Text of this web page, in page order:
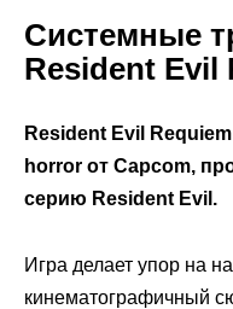
Системные
Resident Evil
Resident Evil
horror от Capcom,
серию Resident Evil.
Игра делает упор на
кинематографичный